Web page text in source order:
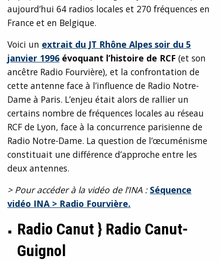
aujourd’hui 64 radios locales et 270 fréquences en
France et en Belgique.
Voici un extrait du JT Rhône Alpes soir du 5
janvier 1996 évoquant l’histoire de RCF (et son
ancêtre Radio Fourvière), et la confrontation de
cette antenne face à l’influence de Radio Notre-
Dame à Paris. L’enjeu était alors de rallier un
certains nombre de fréquences locales au réseau
RCF de Lyon, face à la concurrence parisienne de
Radio Notre-Dame. La question de l’œcuménisme
constituait une différence d’approche entre les
deux antennes.
> Pour accéder à la vidéo de l’INA : Séquence
vidéo INA > Radio Fourvière.
Radio Canut } Radio Canut-
Guignol